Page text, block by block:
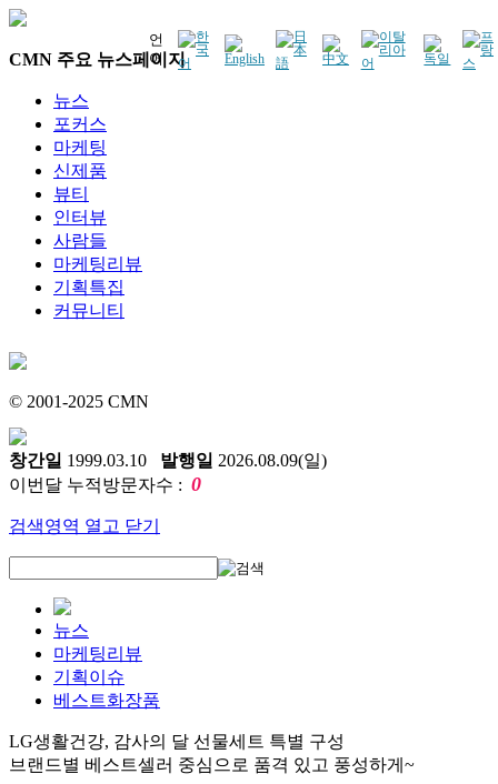
언
어
CMN 주요 뉴스페이지
뉴스
포커스
마케팅
신제품
뷰티
인터뷰
사람들
마케팅리뷰
기획특집
커뮤니티
© 2001-2025 CMN
창간일 1999.03.10 발행일 2026.08.09(일)
이번달 누적방문자수 : 0
검색영역 열고 닫기
뉴스
마케팅리뷰
기획이슈
베스트화장품
LG생활건강, 감사의 달 선물세트 특별 구성
브랜드별 베스트셀러 중심으로 품격 있고 풍성하게~